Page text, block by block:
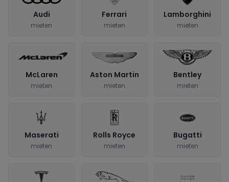
Audi
mieten
Ferrari
mieten
Lamborghini
mieten
McLaren
mieten
Aston Martin
mieten
Bentley
mieten
Maserati
mieten
Rolls Royce
mieten
Bugatti
mieten